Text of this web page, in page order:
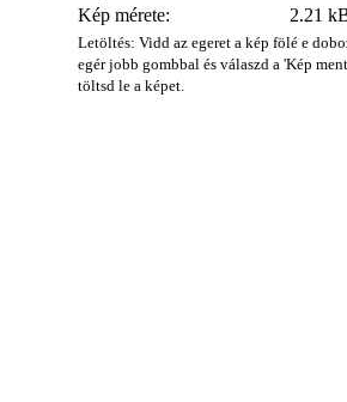
Kép mérete:
2.21
Letöltés: Vidd az egeret a kép fölé e
egér jobb gombbal és válaszd a 'Kép
töltsd le a képet.